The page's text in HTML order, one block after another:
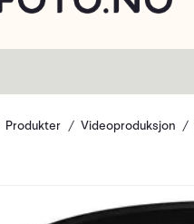
Produkter Videoproduksjon